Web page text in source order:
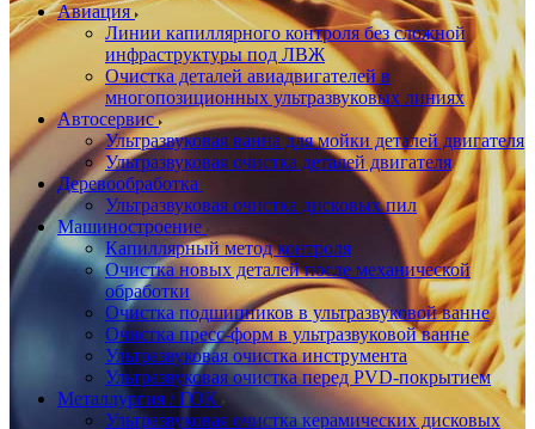
Авиация
Линии капиллярного контроля без сложной
инфраструктуры под ЛВЖ
Очистка деталей авиадвигателей в
многопозиционных ультразвуковых линиях
Автосервис
Ультразвуковая ванна для мойки деталей двигателя
Ультразвуковая очистка деталей двигателя
Деревообработка
Ультразвуковая очистка дисковых пил
Машиностроение
Капиллярный метод контроля
Очистка новых деталей после механической
обработки
Очистка подшипников в ультразвуковой ванне
Очистка пресс-форм в ультразвуковой ванне
Ультразвуковая очистка инструмента
Ультразвуковая очистка перед PVD-покрытием
Металлургия / ГОК
Ультразвуковая очистка керамических дисковых